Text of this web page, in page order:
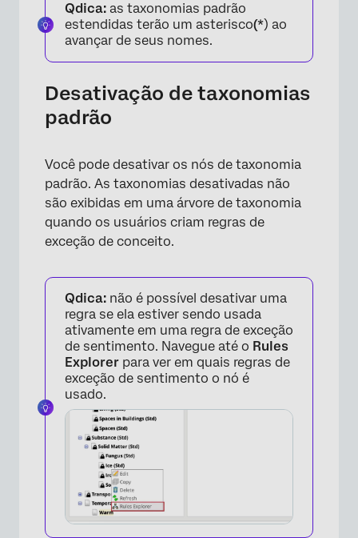
Qdica: as taxonomias padrão
estendidas terão um asterisco(*) ao
avançar de seus nomes.
Desativação de taxonomias
padrão
Você pode desativar os nós de taxonomia
padrão. As taxonomias desativadas não
são exibidas em uma árvore de taxonomia
quando os usuários criam regras de
exceção de conceito.
Qdica: não é possível desativar uma
regra se ela estiver sendo usada
ativamente em uma regra de exceção
de sentimento. Navegue até o Rules
Explorer para ver em quais regras de
exceção de sentimento o nó é
usado.